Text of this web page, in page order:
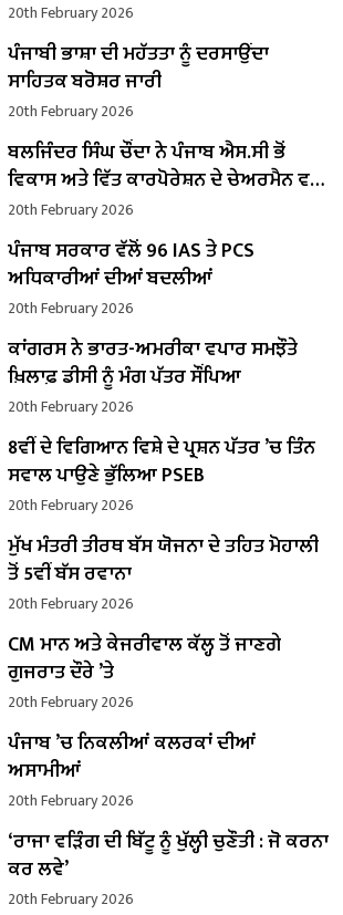
20th February 2026
ਪੰਜਾਬੀ ਭਾਸ਼ਾ ਦੀ ਮਹੱਤਤਾ ਨੂੰ ਦਰਸਾਉਂਦਾ
ਸਾਹਿਤਕ ਬਰੋਸ਼ਰ ਜਾਰੀ
20th February 2026
ਬਲਜਿੰਦਰ ਸਿੰਘ ਚੌਂਦਾ ਨੇ ਪੰਜਾਬ ਐਸ.ਸੀ ਭੋਂ
ਵਿਕਾਸ ਅਤੇ ਵਿੱਤ ਕਾਰਪੋਰੇਸ਼ਨ ਦੇ ਚੇਅਰਮੈਨ ਵਜੋਂ
ਸੰਭਾਲਿਆ ਕਾਰਜਭਾਰ
20th February 2026
ਪੰਜਾਬ ਸਰਕਾਰ ਵੱਲੋਂ 96 IAS ਤੇ PCS
ਅਧਿਕਾਰੀਆਂ ਦੀਆਂ ਬਦਲੀਆਂ
20th February 2026
ਕਾਂਗਰਸ ਨੇ ਭਾਰਤ-ਅਮਰੀਕਾ ਵਪਾਰ ਸਮਝੌਤੇ
ਖ਼ਿਲਾਫ਼ ਡੀਸੀ ਨੂੰ ਮੰਗ ਪੱਤਰ ਸੌਂਪਿਆ
20th February 2026
8ਵੀਂ ਦੇ ਵਿਗਿਆਨ ਵਿਸ਼ੇ ਦੇ ਪ੍ਰਸ਼ਨ ਪੱਤਰ ’ਚ ਤਿੰਨ
ਸਵਾਲ ਪਾਉਣੇ ਭੁੱਲਿਆ PSEB
20th February 2026
ਮੁੱਖ ਮੰਤਰੀ ਤੀਰਥ ਬੱਸ ਯੋਜਨਾ ਦੇ ਤਹਿਤ ਮੋਹਾਲੀ
ਤੋਂ 5ਵੀਂ ਬੱਸ ਰਵਾਨਾ
20th February 2026
CM ਮਾਨ ਅਤੇ ਕੇਜਰੀਵਾਲ ਕੱਲ੍ਹ ਤੋਂ ਜਾਣਗੇ
ਗੁਜਰਾਤ ਦੌਰੇ ’ਤੇ
20th February 2026
ਪੰਜਾਬ ’ਚ ਨਿਕਲੀਆਂ ਕਲਰਕਾਂ ਦੀਆਂ
ਅਸਾਮੀਆਂ
20th February 2026
‘ਰਾਜਾ ਵੜਿੰਗ ਦੀ ਬਿੱਟੂ ਨੂੰ ਖੁੱਲ੍ਹੀ ਚੁਣੌਤੀ : ਜੋ ਕਰਨਾ
ਕਰ ਲਵੇ’
20th February 2026